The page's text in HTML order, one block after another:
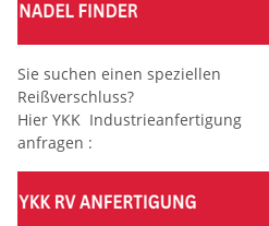
Sie suchen einen speziellen
Reißverschluss?
Hier YKK Industrieanfertigung
anfragen :